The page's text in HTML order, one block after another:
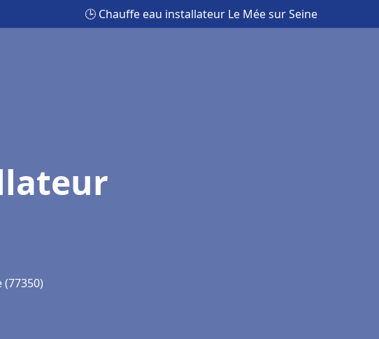
🕒 Chauffe eau installateur Le Mée sur Seine